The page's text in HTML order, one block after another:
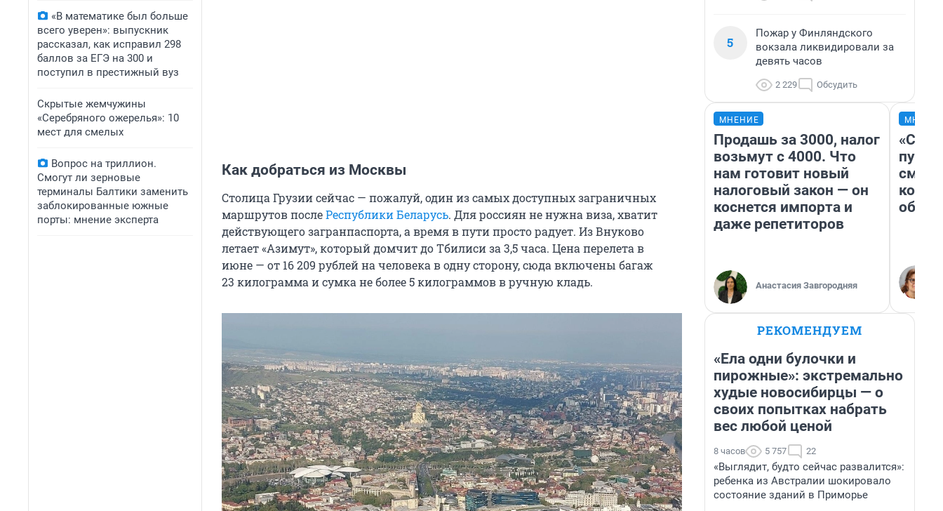
«В математике был больше
всего уверен»: выпускник
рассказал, как исправил 298
баллов за ЕГЭ на 300 и
поступил в престижный вуз
Скрытые жемчужины
«Серебряного ожерелья»: 10
мест для смелых
Вопрос на триллион.
Смогут ли зерновые
терминалы Балтики заменить
заблокированные южные
порты: мнение эксперта
Как добраться из Москвы
Столица Грузии сейчас — пожалуй, один из самых доступных заграничных
маршрутов послеРеспублики Беларусь. Для россиян не нужна виза, хватит
действующего загранпаспорта, а время в пути просто радует. Из Внуково
летает «Азимут», который домчит до Тбилиси за 3,5часа. Цена перелета в
июне — от 16 209 рублей на человека в одну сторону, сюда включены багаж
23 килограмма и сумка не более5килограммов в ручную кладь.
5
Пожар у Финляндского
вокзала ликвидировали за
девять часов
2 229 Обсудить
МНЕНИЕ
Продашь за 3000, налог
возьмут с 4000. Что
нам готовит новый
налоговый закон — он
коснется импорта и
даже репетиторов
Анастасия Завгородняя
РЕКОМЕНДУЕМ
«Ела одни булочки и
пирожные»: экстремально
худые новосибирцы — о
своих попытках набрать
вес любой ценой
8 часов 5 757 22
«Выглядит, будто сейчас развалится»:
ребенка из Австралии шокировало
состояние зданий в Приморье